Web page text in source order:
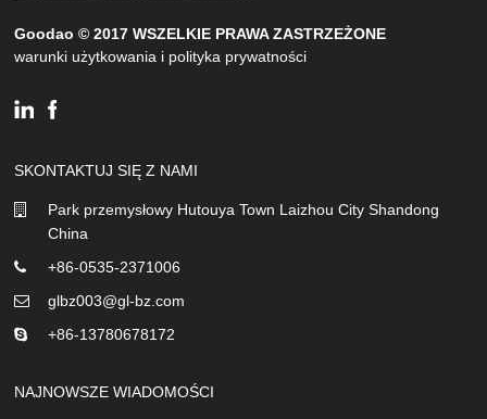
Goodao © 2017 WSZELKIE PRAWA ZASTRZEŻONE
warunki użytkowania i polityka prywatności
SKONTAKTUJ SIĘ Z NAMI
Park przemysłowy Hutouya Town Laizhou City Shandong
China
+86-0535-2371006
glbz003@gl-bz.com
+86-13780678172
NAJNOWSZE WIADOMOŚCI